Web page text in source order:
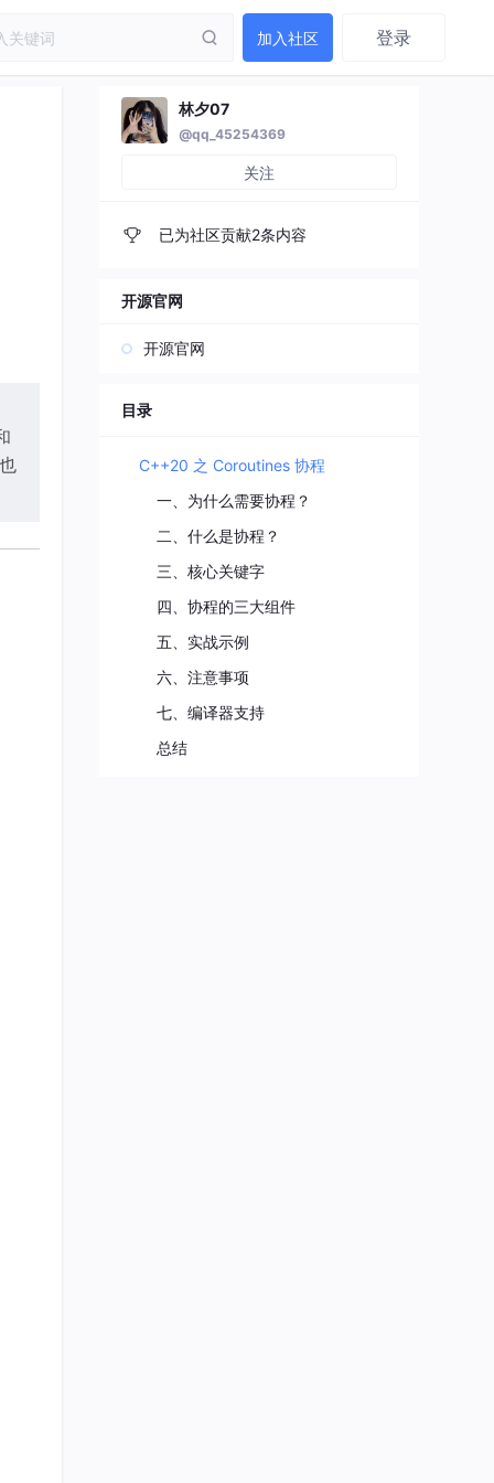
加入社区 登录
林夕07
@qq_45254369
关注
已为社区贡献2条内容
开源官网
开源官网
目录
C++20 之 Coroutines 协程
一、为什么需要协程？
二、什么是协程？
三、核心关键字
四、协程的三大组件
五、实战示例
六、注意事项
七、编译器支持
总结